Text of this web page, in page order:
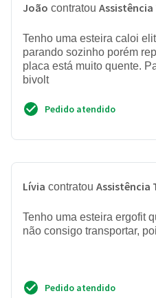
João contratou
Tenho uma esteira caloi
parando sozinho porém
placa está muito quente.
bivolt
Pedido atendido
Lívia contratou Assistência
Tenho uma esteira ergofit
não consigo transportar,
Pedido atendido